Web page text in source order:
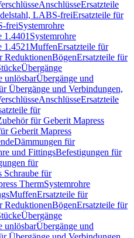
AnschlüsseErsatzteile
LABS-freiErsatzteile für
freiSystemrohre
1.4401 Systemrohre
1.4521MuffenErsatzteile für
ReduktionenBögenErsatzteile für
Übergänge
unlösbarÜbergänge und
Übergänge und Verbindungen,
AnschlüsseErsatzteile
für
für Geberit Mapress
Geberit Mapress
Dämmungen für
und FittingsBefestigungen für
für
Schraube für
ThermSystemrohre
MuffenErsatzteile für
ReduktionenBögenErsatzteile für
Übergänge
unlösbarÜbergänge und